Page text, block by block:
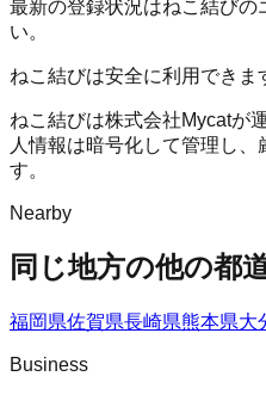
最新の登録状況はねこ結びの
い。
ねこ結びは安全に利用できま
ねこ結びは株式会社Mycatが
人情報は暗号化して管理し、
す。
Nearby
同じ地方の他の都
福岡県佐賀県長崎県熊本県大
Business